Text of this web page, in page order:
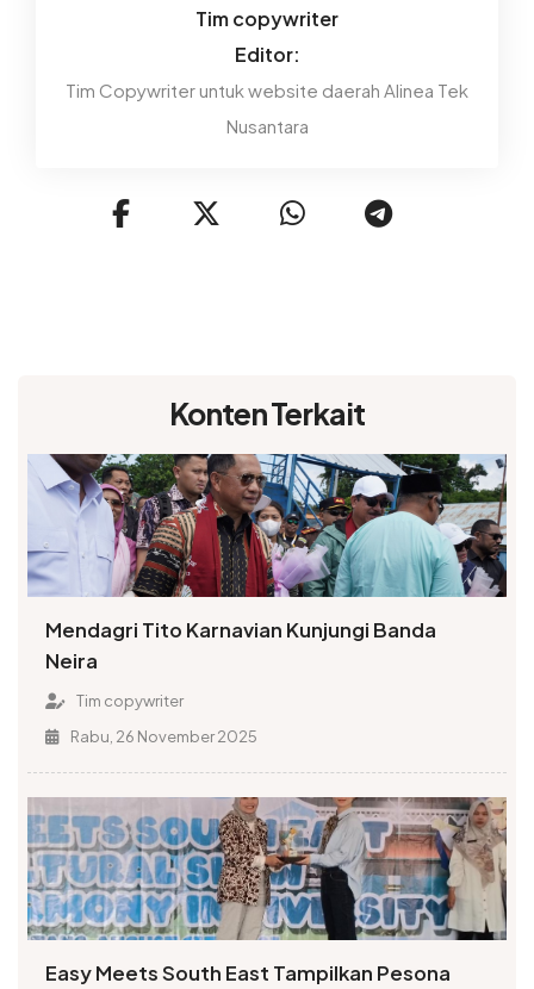
Tim copywriter
Editor:
Tim Copywriter untuk website daerah Alinea Tek
Nusantara
Konten Terkait
Mendagri Tito Karnavian Kunjungi Banda
Neira
Tim copywriter
Rabu, 26 November 2025
Easy Meets South East Tampilkan Pesona